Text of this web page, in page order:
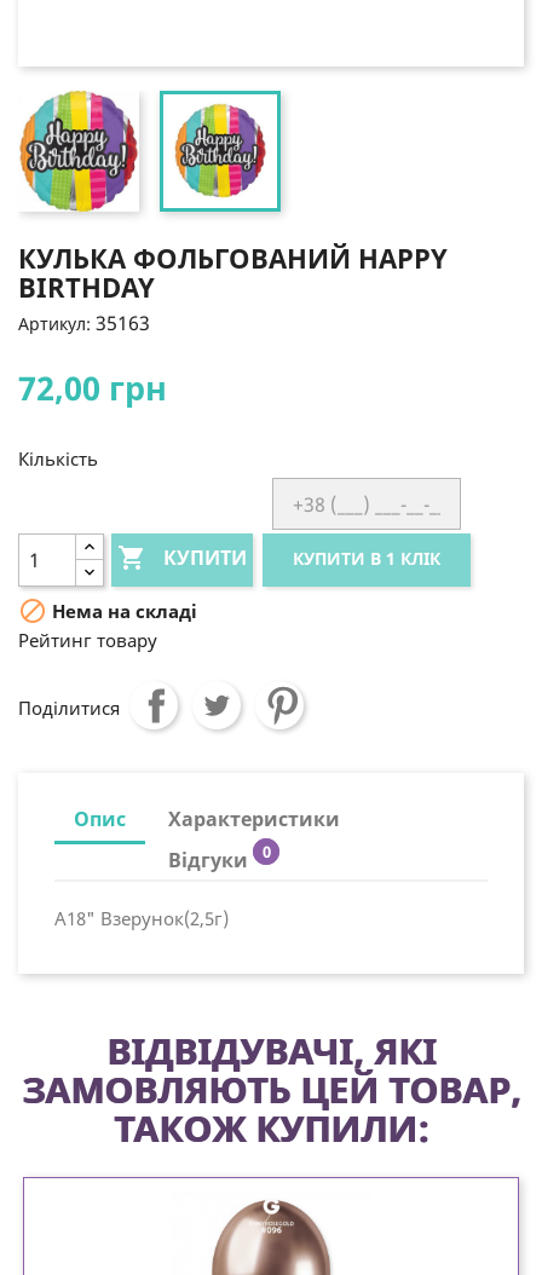
КУЛЬКА ФОЛЬГОВАНИЙ HAPPY
BIRTHDAY
Артикул: 35163
72,00 грн
Кількість
 КУПИТИ КУПИТИ В 1 КЛІК
 Нема на складі
Рейтинг товару
Поділитися
Опис
Характеристики
Відгуки
0
А18" Взерунок(2,5г)
ВІДВІДУВАЧІ, ЯКІ
ЗАМОВЛЯЮТЬ ЦЕЙ ТОВАР,
ТАКОЖ КУПИЛИ: